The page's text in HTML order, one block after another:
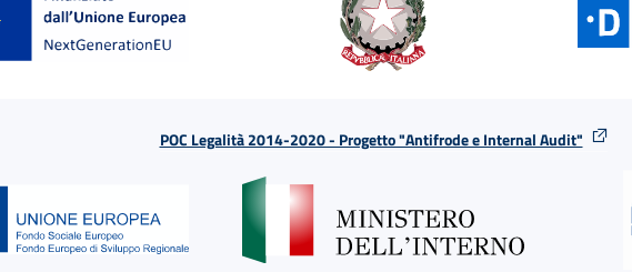
POC Legalità 2014-2020 - Progetto "Antifrode e Internal Audit"